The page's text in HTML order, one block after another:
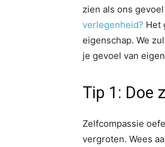
zien als ons
verlegenheid? Het
eigenschap. We
je gevoel van
Tip 1: Doe
Zelfcompassie
vergroten. Wees